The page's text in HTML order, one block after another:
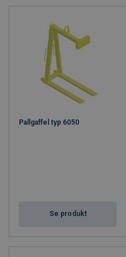
Pallgaffel typ 6050
Se produkt